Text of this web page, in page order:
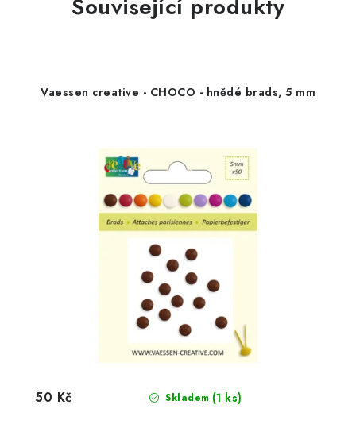
Vaessen creative - CHOCO - hnědé brads, 5 mm
Skladem (1 ks)
50 Kč